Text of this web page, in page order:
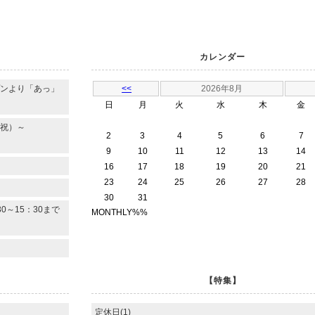
り「あっ」
）～
～15：30まで
カレンダー
<<
2026年8月
日
月 火 水 木 金
2 3 4 5 6
7
9
10 11 12 13
14
16
17 18 19 20
21
23
24 25 26 27
28
30
31
【特集】
定休日(1)
MONTHLY%%